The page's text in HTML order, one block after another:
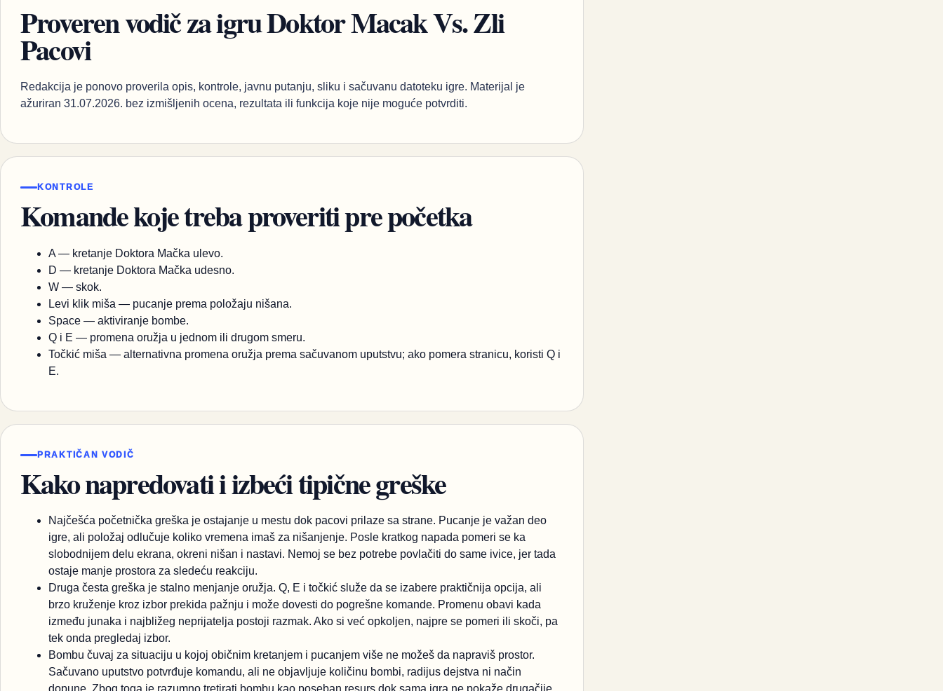
Proveren vodič za igru Doktor Macak Vs. Zli
Pacovi
Redakcija je ponovo proverila opis, kontrole, javnu putanju, sliku i sačuvanu datoteku igre. Materijal je
ažuriran 31.07.2026. bez izmišljenih ocena, rezultata ili funkcija koje nije moguće potvrditi.
KONTROLE
Komande koje treba proveriti pre početka
A — kretanje Doktora Mačka ulevo.
D — kretanje Doktora Mačka udesno.
W — skok.
Levi klik miša — pucanje prema položaju nišana.
Space — aktiviranje bombe.
Q i E — promena oružja u jednom ili drugom smeru.
Točkić miša — alternativna promena oružja prema sačuvanom uputstvu; ako pomera stranicu, koristi Q i
E.
PRAKTIČAN VODIČ
Kako napredovati i izbeći tipične greške
Najčešća početnička greška je ostajanje u mestu dok pacovi prilaze sa strane. Pucanje je važan deo
igre, ali položaj odlučuje koliko vremena imaš za nišanjenje. Posle kratkog napada pomeri se ka
slobodnijem delu ekrana, okreni nišan i nastavi. Nemoj se bez potrebe povlačiti do same ivice, jer tada
ostaje manje prostora za sledeću reakciju.
Druga česta greška je stalno menjanje oružja. Q, E i točkić služe da se izabere praktičnija opcija, ali
brzo kruženje kroz izbor prekida pažnju i može dovesti do pogrešne komande. Promenu obavi kada
između junaka i najbližeg neprijatelja postoji razmak. Ako si već opkoljen, najpre se pomeri ili skoči, pa
tek onda pregledaj izbor.
Bombu čuvaj za situaciju u kojoj običnim kretanjem i pucanjem više ne možeš da napraviš prostor.
Sačuvano uputstvo potvrđuje komandu, ali ne objavljuje količinu bombi, radijus dejstva ni način